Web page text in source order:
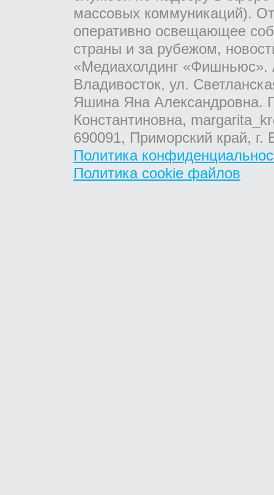
массовых коммуникаций).
оперативно освещающее
страны и за рубежом,
«Медиахолдинг «Фишньюс».
Владивосток, ул.
Яшина Яна Александровна.
Константиновна,
690091, Приморский край,
Политика
Политика cookie файлов